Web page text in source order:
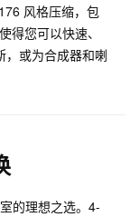
风格压缩，包
得您可以快速、
，或为合成器和喇
的理想之选。4-